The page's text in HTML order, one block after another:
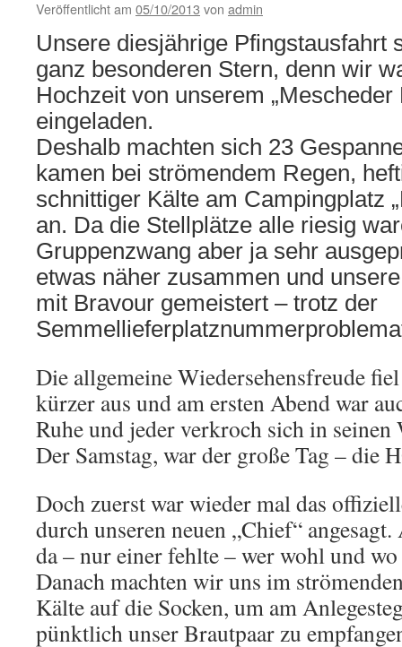
Veröffentlicht am 05/10/2013 von admin
Unsere diesjährige Pfingstausfahrt
ganz besonderen Stern, denn wir
Hochzeit von unserem „Mescheder
eingeladen.
Deshalb machten sich 23
kamen bei strömendem Regen,
schnittiger Kälte am Campingplatz
an. Da die Stellplätze alle riesig
Gruppenzwang aber ja sehr
etwas näher zusammen und
mit Bravour gemeistert – trotz der
Die allgemeine Wiedersehensfreude
kürzer aus und am ersten Abend war
Ruhe und jeder verkroch sich in seinen
Der Samstag, war der große Tag – die
Doch zuerst war wieder mal das
durch unseren neuen „Chief“
da – nur einer fehlte – wer wohl und
Danach machten wir uns im
Kälte auf die Socken, um am
pünktlich unser Brautpaar zu